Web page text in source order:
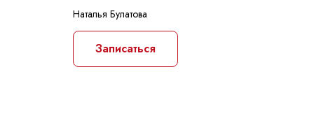
Наталья Булатова
Записаться